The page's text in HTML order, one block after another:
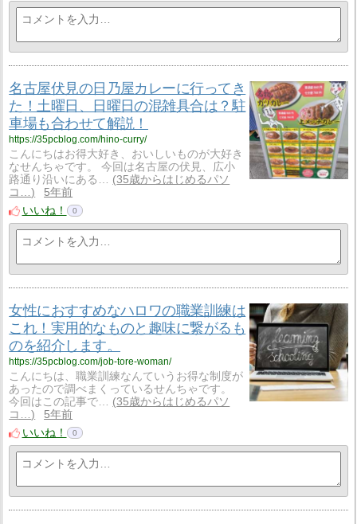
名古屋伏見の日乃屋カレーに行ってき
た！土曜日、日曜日の混雑具合は？駐
車場も合わせて解説！
https://35pcblog.com/hino-curry/
こんにちはお得大好き、おいしいものが大好き
なせんちゃです。 今回は名古屋の伏見、広小
路通り沿いにある…
35歳からはじめるパソ
コ…
5年前
いいね！
0
女性におすすめなハロワの職業訓練は
これ！実用的なものと趣味に繋がるも
のを紹介します。
https://35pcblog.com/job-tore-woman/
こんにちは、職業訓練なんていうお得な制度が
あったので調べまくっているせんちゃです。
今回はこの記事で…
35歳からはじめるパソ
コ…
5年前
いいね！
0